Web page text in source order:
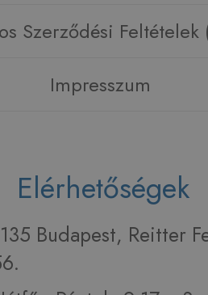
Szerződési Feltételek
Impresszum
Elérhetőségek
Budapest, Reitter